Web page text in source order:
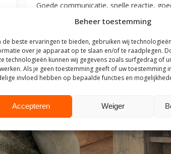
Beheer toestemming
de beste ervaringen te bieden, gebruiken wij
over je apparaat op te slaan en/of te raadplegen.
technologieën kunnen wij gegevens zoals surfgedrag of
Als je geen toestemming geeft of uw toestemming
invloed hebben op bepaalde functies en
Accepteren Weiger
Goede communicatie, snelle reactie,